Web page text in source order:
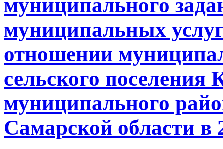
муниципального
муниципальных
отношении
сельского поселения
муниципального
Самарской области в